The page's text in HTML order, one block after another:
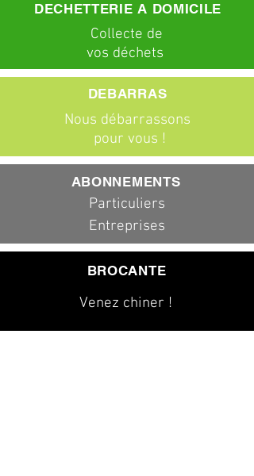
DECHETTERIE A DOMICILE
Collecte de
vos déchets
Nous débarrassons
pour vous !
DEBARRAS
ABONNEMENTS
Particuliers
Entreprises
BROCANTE
Venez chiner !